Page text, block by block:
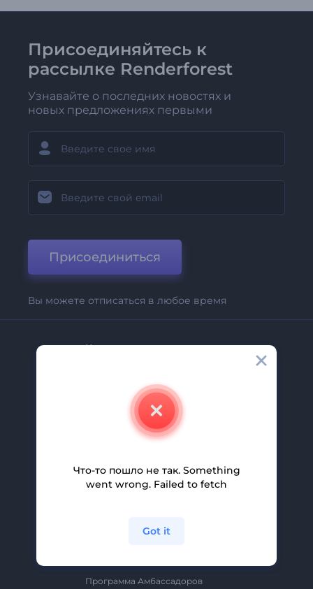
Присоединяйтесь к
рассылке Renderforest
Узнавайте о последних новостях и
новых предложениях первыми
Присоединиться
Вы можете отписаться в любое время
Компания
Свяжитесь С Нами
Помощь И Поддержка
Партнерская Программа
Политика Конфиденциальности
Программа Амбассадоров
Что-то пошло не так. Something
went wrong. Failed to fetch
Got it